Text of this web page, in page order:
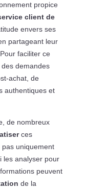
propice
client de
envers ses
partageant leur
faciliter ce
des demandes
achat, de
authentiques et
de nombreux
ces
pas uniquement
les analyser pour
peuvent
de la